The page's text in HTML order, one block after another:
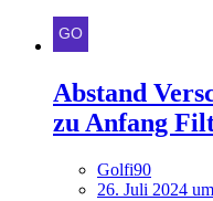
Abstand
zu Anfang
Golfi90
26. Juli 2024